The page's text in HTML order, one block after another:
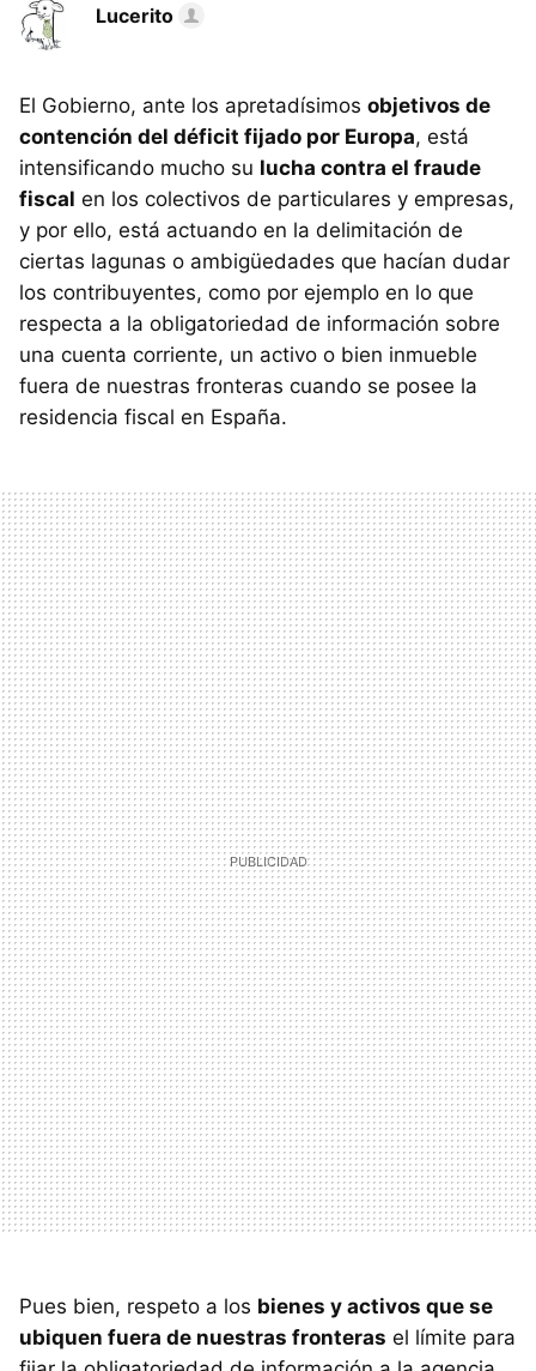
Lucerito
El Gobierno, ante los apretadísimos objetivos de
contención del déficit fijado por Europa, está
intensificando mucho su lucha contra el fraude
fiscal en los colectivos de particulares y empresas,
y por ello, está actuando en la delimitación de
ciertas lagunas o ambigüedades que hacían dudar
los contribuyentes, como por ejemplo en lo que
respecta a la obligatoriedad de información sobre
una cuenta corriente, un activo o bien inmueble
fuera de nuestras fronteras cuando se posee la
residencia fiscal en España.
Pues bien, respeto a los bienes y activos que se
ubiquen fuera de nuestras fronteras el límite para